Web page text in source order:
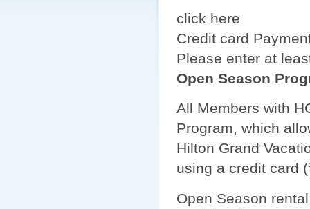
click here
Credit card
Please enter at
Open Season
All Members with
Program, which
Hilton Grand
using a credit card
Open Season